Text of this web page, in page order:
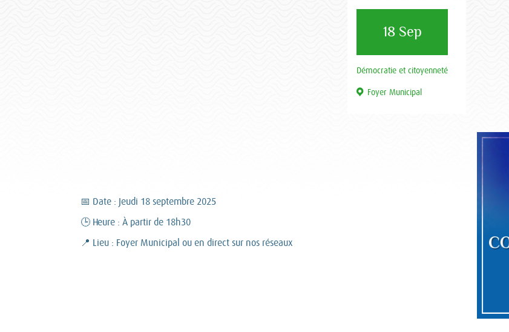
18 Sep
Démocratie et citoyenneté
Foyer Municipal
📅 Date : Jeudi 18 septembre 2025
🕒 Heure : À partir de 18h30
📍 Lieu : Foyer Municipal ou en direct sur nos réseaux